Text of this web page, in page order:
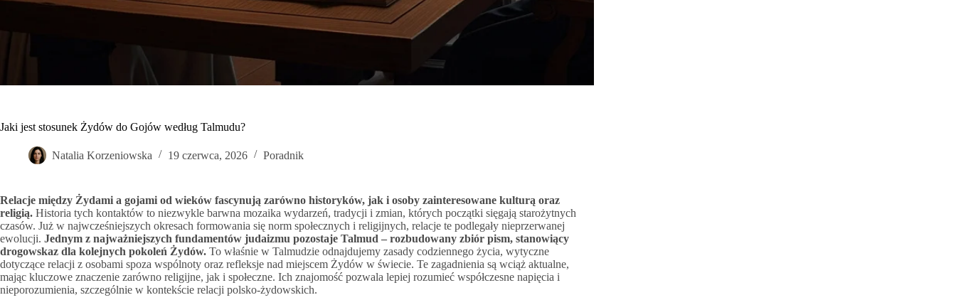
Jaki jest stosunek Żydów do Gojów według Talmudu?
Natalia Korzeniowska 19 czerwca, 2026 Poradnik
Relacje między Żydami a gojami od wieków fascynują zarówno historyków, jak i osoby zainteresowane kulturą oraz
religią. Historia tych kontaktów to niezwykle barwna mozaika wydarzeń, tradycji i zmian, których początki sięgają starożytnych
czasów. Już w najwcześniejszych okresach formowania się norm społecznych i religijnych, relacje te podlegały nieprzerwanej
ewolucji. Jednym z najważniejszych fundamentów judaizmu pozostaje Talmud – rozbudowany zbiór pism, stanowiący
drogowskaz dla kolejnych pokoleń Żydów. To właśnie w Talmudzie odnajdujemy zasady codziennego życia, wytyczne
dotyczące relacji z osobami spoza wspólnoty oraz refleksje nad miejscem Żydów w świecie. Te zagadnienia są wciąż aktualne,
mając kluczowe znaczenie zarówno religijne, jak i społeczne. Ich znajomość pozwala lepiej rozumieć współczesne napięcia i
nieporozumienia, szczególnie w kontekście relacji polsko-żydowskich.